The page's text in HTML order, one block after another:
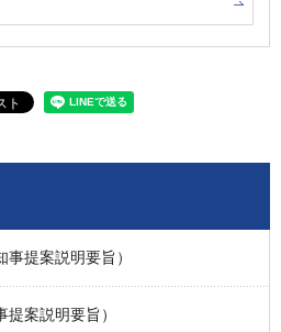
提案説明要旨）
案説明要旨）